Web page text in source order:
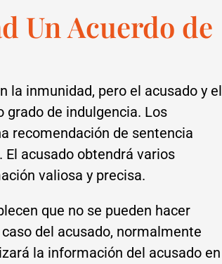
Un Acuerdo de
la inmunidad, pero el acusado y el
de indulgencia. Los
recomendación de sentencia
acusado obtendrá varios
valiosa y precisa.
que no se pueden hacer
del acusado, normalmente
la información del acusado en